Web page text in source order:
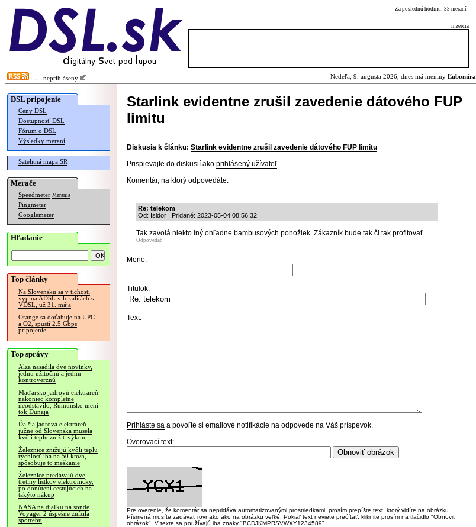
Za poslednú hodinu: 33 meraní
inzercia
neprihlásený Nedeľa, 9. augusta 2026, dnes má meniny Ľubomíra
DSL pripojenie
Ceny DSL
Dostupnosť DSL
Fórum o DSL
Výsledky meraní
Satelitná mapa SR
Merače
Speedmeter Merania
Pingmeter
Googlemeter
Hľadanie
Top články
Na Slovensku sa v tichosti
vypína ADSL v lokalitách s
VDSL, už 31. mája
Orange sa doťahuje na UPC
a O2, spustí 2.5 Gbps
pripojenie
Top správy
Alza nasadila dve novinky,
jednu užitočnú a jednu
kontroverznú
Maďarsko jadrovú elektráreň
nakoniec kompletne
neodstavilo, Rumunsko mení
tok Dunaja
Ďalšia jadrová elektráreň
južne od Slovenska musela
kvôli teplu znížiť výkon
Železnice znižujú kvôli teplu
rýchlosť iba na 50 km/h,
spôsobuje to meškanie
Železnice predávajú dve
tretiny lístkov elektronicky,
po donútení cestujúcich na
takýto nákup
NASA na diaľku na sonde
Voyager 2 úspešne znížila
spotrebu
Starlink evidentne zrušil zavedenie dátového FUP
limitu
Diskusia k článku: Starlink evidentne zrušil zavedenie dátového FUP limitu
Prispievajte do diskusií ako prihlásený užívateľ.
Komentár, na ktorý odpovedáte:
Re: telekom
Od: Isidor | Pridané: 2023-05-04 08:56:32
Tak zavolá niekto iný ohľadne bambusových ponožiek. Zákazník bude tak či tak profitovať.
Odpovedať
Meno:
Titulok:
Text:
Prihláste sa a povoľte si emailové notifikácie na odpovede na Váš príspevok.
Overovací text:
Pre overenie, že komentár sa nepridáva automatizovanými prostriedkami, prosím prepíšte text, ktorý vidíte na obrázku.
Písmená musíte zadávať rovnako ako na obrázku veľké. Pokiaľ text neviete prečítať, kliknite prosím na tlačidlo "Obnoviť
obrázok". V texte sa používajú iba znaky "BCDJKMPRSVWXY1234589".